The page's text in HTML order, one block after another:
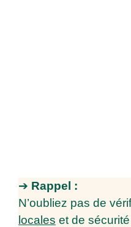
➔ Rappel :
N’oubliez pas de
locales et de